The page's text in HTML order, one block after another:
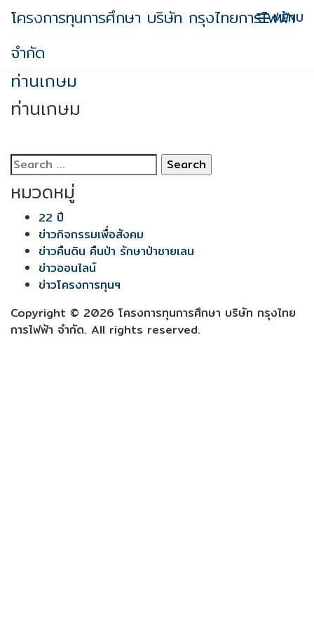
Skip
content
โครงการทุนการศึกษา บริษัท กรุงไทยการไฟฟ้า
จำกัด
MENU
ท่านเกษม
ท่านเกษม
Search
for:
หมวดหมู่
22 ปี
ข่าวกิจกรรมเพื่อสังคม
ข่าวคืนดิน คืนป่า รักษาป่าชายเลน
ข่าวออนไลน์
ข่าวโครงการทุนฯ
Copyright © 2026 โครงการทุนการศึกษา บริษัท กรุงไทย
การไฟฟ้า จำกัด. All rights reserved.